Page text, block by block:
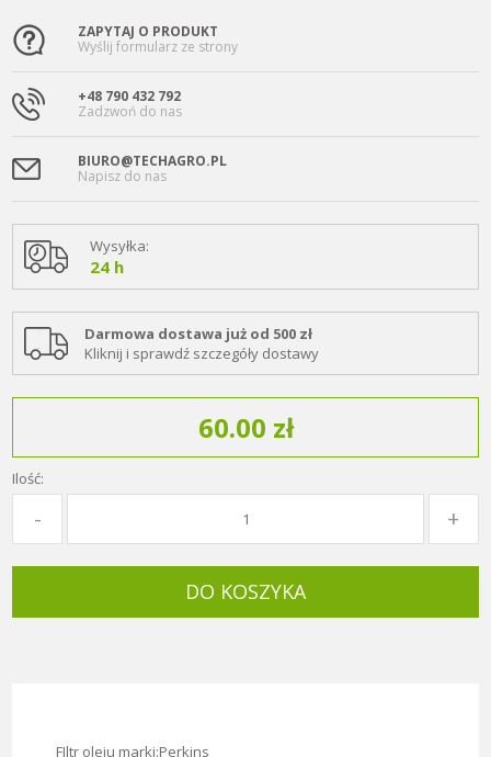
ZAPYTAJ O PRODUKT
Wyślij formularz ze strony
+48 790 432 792
Zadzwoń do nas
BIURO@TECHAGRO.PL
Napisz do nas
Wysyłka:
24 h
Darmowa dostawa już od 500 zł
Kliknij i sprawdź szczegóły dostawy
60.00 zł
Ilość:
DO KOSZYKA
FIltr oleju marki:Perkins